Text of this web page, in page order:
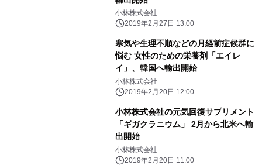
小林株式会社
2019年2月27日 13:00
寒気や生理不順などの月経前症候群に
悩む 女性のための栄養剤「エイレ
イ」、韓国へ輸出開始
小林株式会社
2019年2月20日 12:00
小林株式会社の元気回復サプリメント
「ギガクラニウム」 2月から北米へ輸
出開始
小林株式会社
2019年2月20日 11:00